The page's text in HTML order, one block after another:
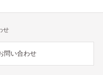
せ
問い合わせ